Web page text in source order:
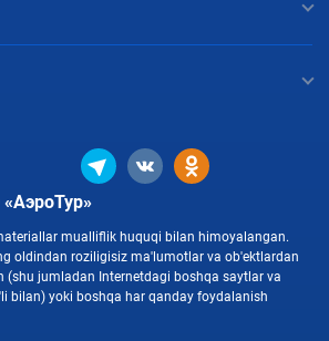
mualliflik huquqi bilan himoyalangan.
oldindan roziligisiz ma'lumotlar va ob'ektlardan
(shu jumladan Internetdagi boshqa saytlar va
bilan) yoki boshqa har qanday foydalanish